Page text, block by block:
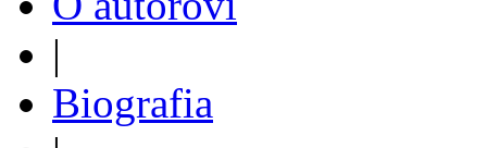
|
Biografia